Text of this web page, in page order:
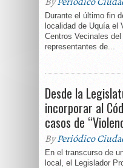
Durante el último fin
localidad de Uquía el
Centros Vecinales
representantes de...
Desde la
incorporar al
casos de
ByPeriódico
En el transcurso de
local, el Legislador